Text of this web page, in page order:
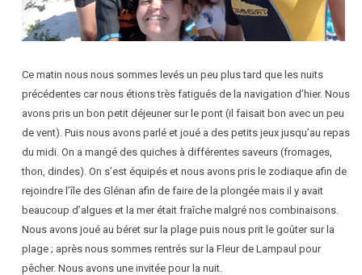
Ce matin nous nous sommes levés un peu plus tard que les nuits
précédentes car nous étions très fatigués de la navigation d’hier. Nous
avons pris un bon petit déjeuner sur le pont (il faisait bon avec un peu
de vent). Puis nous avons parlé et joué a des petits jeux jusqu’au repas
du midi. On a mangé des quiches à différentes saveurs (fromages,
thon, dindes). On s’est équipés et nous avons pris le zodiaque afin de
rejoindre l’île des Glénan afin de faire de la plongée mais il y avait
beaucoup d’algues et la mer était fraîche malgré nos combinaisons.
Nous avons joué au béret sur la plage puis nous prit le goûter sur la
plage ; après nous sommes rentrés sur la Fleur de Lampaul pour
pêcher. Nous avons une invitée pour la nuit.